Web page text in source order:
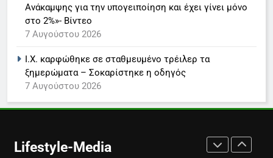
Ανάκαμψης για την υπογειποίηση και έχει γίνει μόνο
στο 2%»- Βίντεο
7 Αυγούστου 2026
Ι.Χ. καρφώθηκε σε σταθμευμένο τρέιλερ τα
ξημερώματα – Σοκαρίστηκε η οδηγός
7 Αυγούστου 2026
Lifestyle-Media
8
Times μαζί σε μια νέα
συνδρομητική πρόταση
LIFESTYLE-MEDIA
1
LIFESTYLE-MEDIA